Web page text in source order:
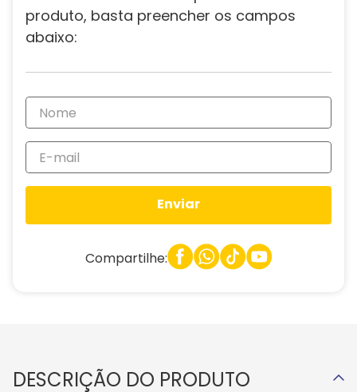
produto, basta preencher os campos
abaixo:
Enviar
Compartilhe:
DESCRIÇÃO DO PRODUTO